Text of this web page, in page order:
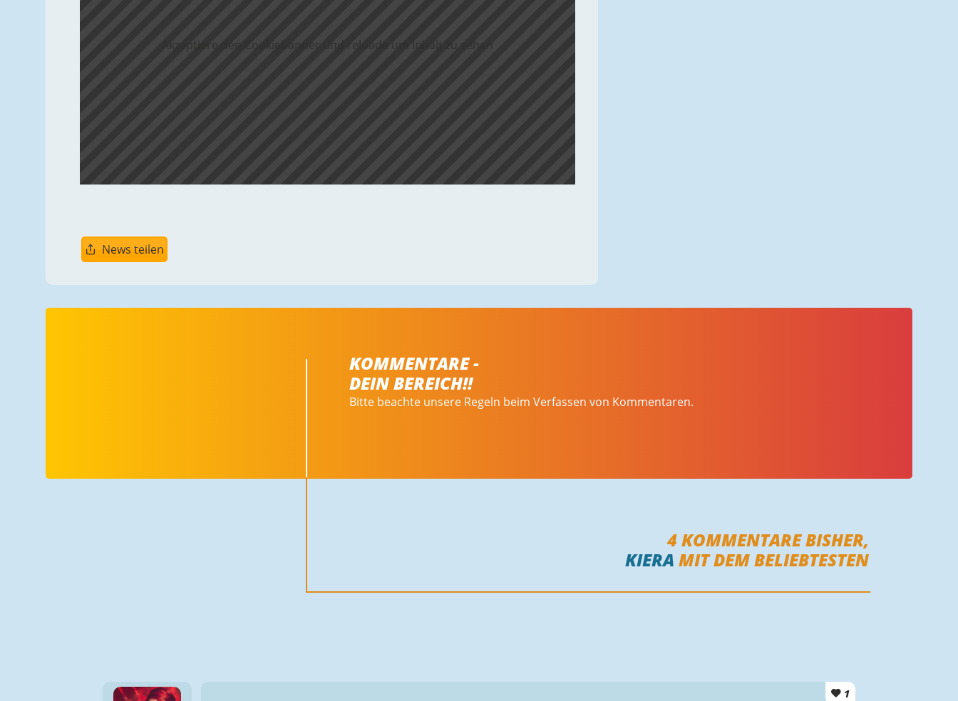
Akzeptiere den Cookiebanner und reloade um Inhalt zu sehen
News teilen
KOMMENTARE -
DEIN BEREICH!!
Bitte beachte unsere Regeln beim Verfassen von Kommentaren.
4KOMMENTARE BISHER,
KIERA MIT DEM BELIEBTESTEN
1